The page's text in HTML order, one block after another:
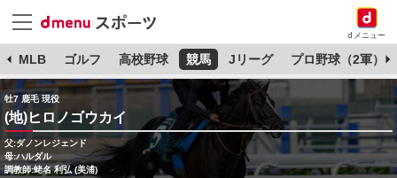
dメニュー
MLB ゴルフ 高校野球 競馬 Jリーグ プロ野球（2軍）
牡7 鹿毛 現役
(地)ヒロノゴウカイ
父:ダノンレジェンド
母:ハルダル
調教師:蛯名 利弘 (美浦)